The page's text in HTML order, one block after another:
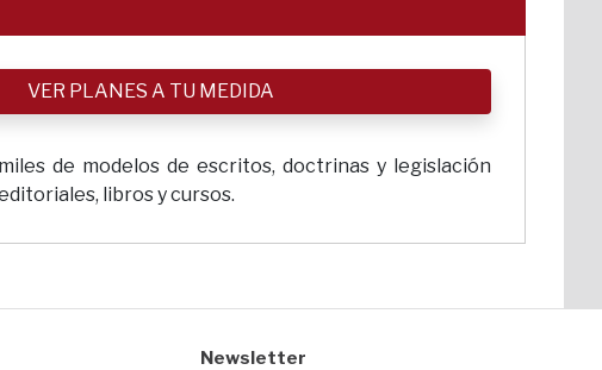
VER PLANES A TU MEDIDA
de modelos de escritos, doctrinas y legislación
libros y cursos.
Newsletter